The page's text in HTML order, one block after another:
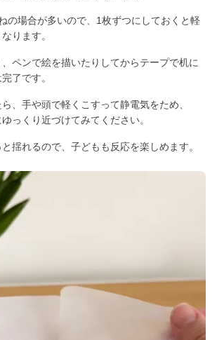
の場合が多いので、1枚ずつにしておくと軽
ります。
ペンで絵を描いたりしてからテープで机に
了です。
、手や頭で軽くこすって静電気をため、
っくり近づけてみてください。
揺れるので、子どもも反応を楽しめます。